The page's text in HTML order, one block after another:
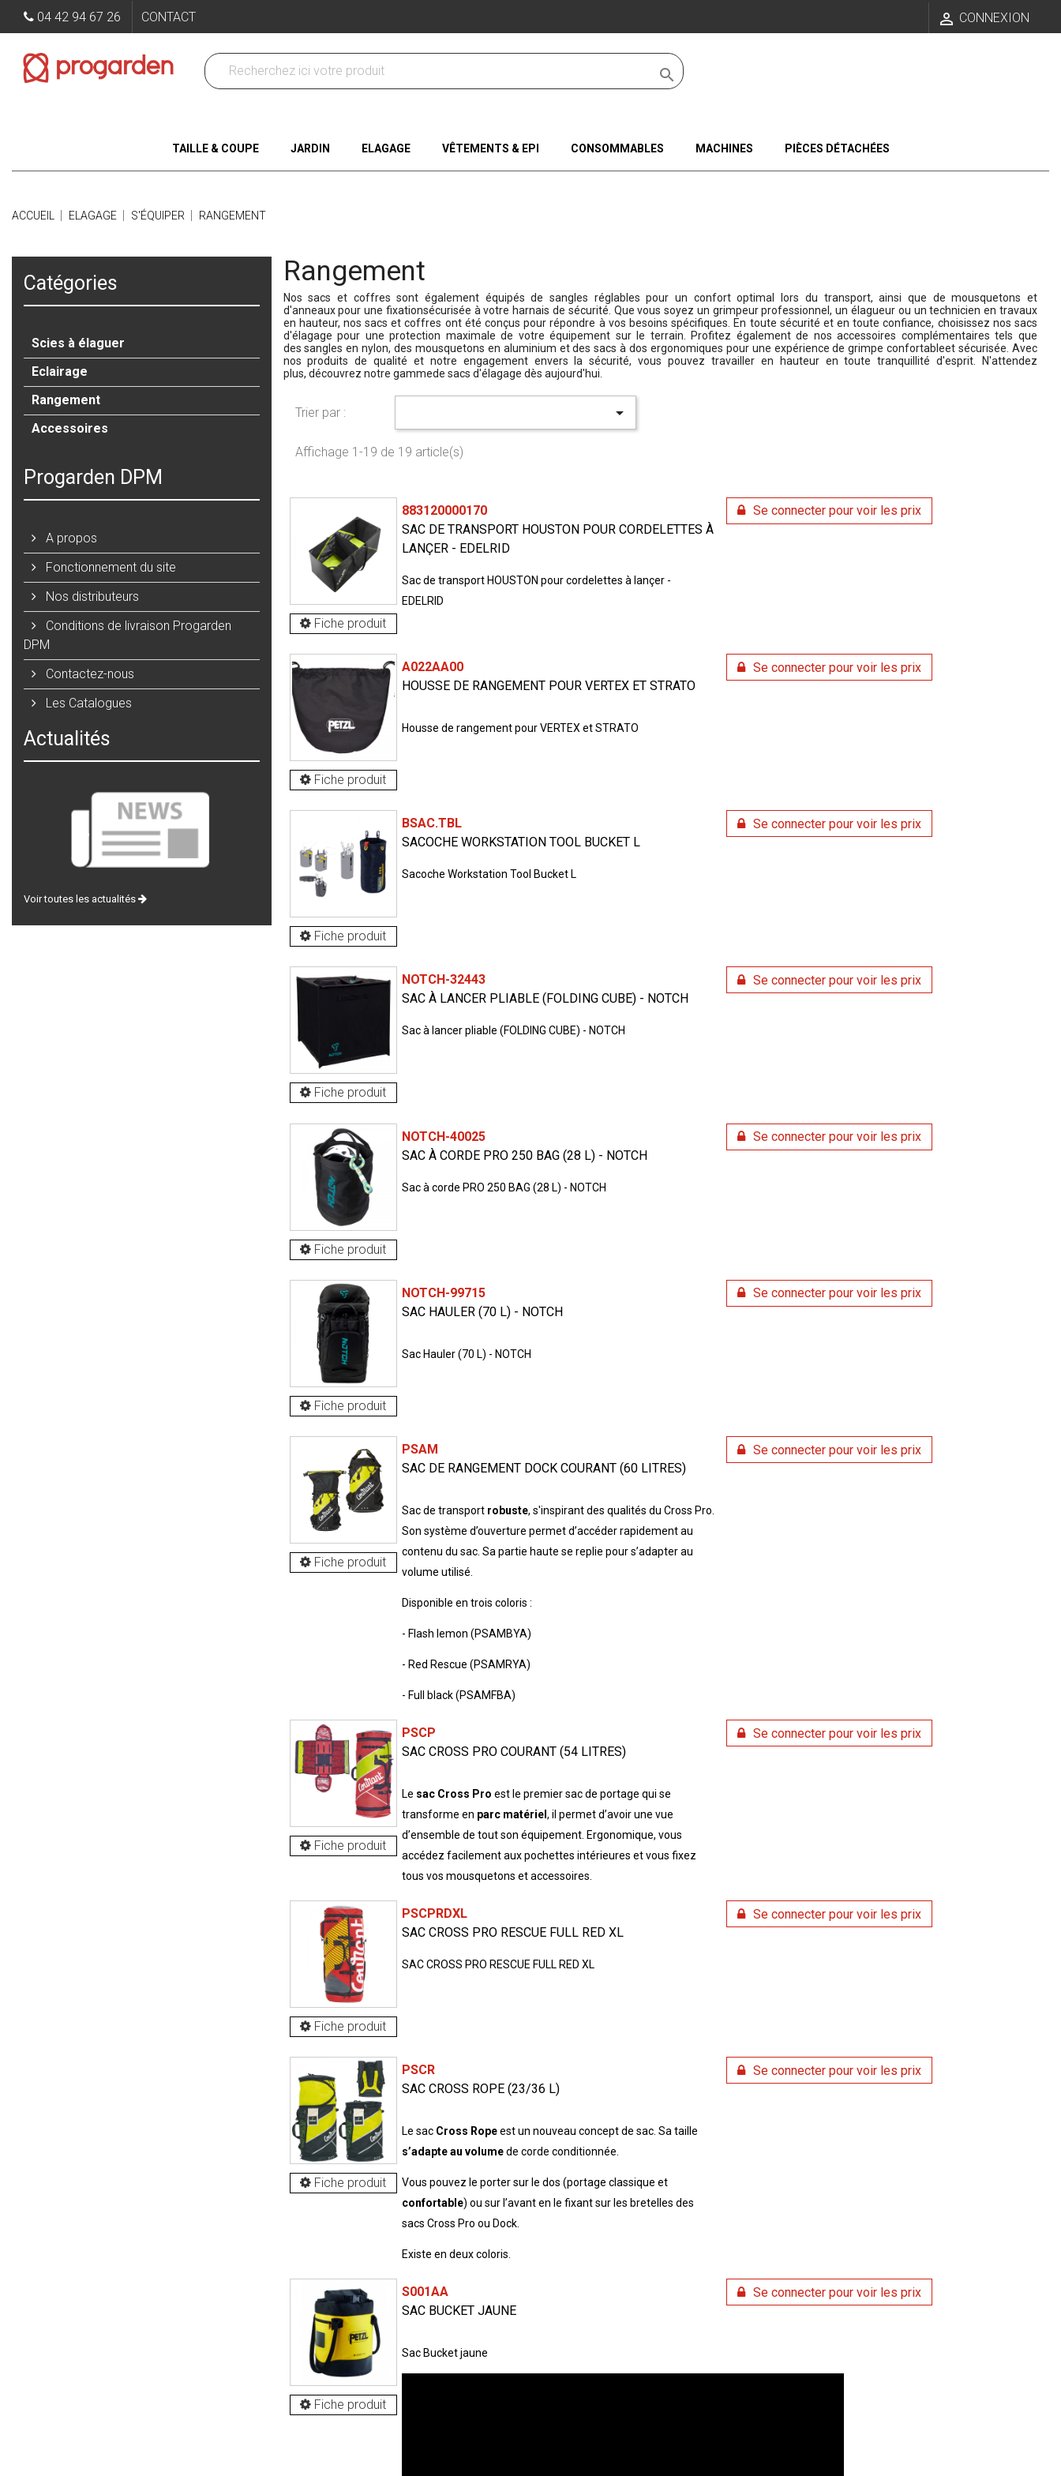
04 42 94 67 26 CONTACT  CONNEXION

TAILLE & COUPE JARDIN ELAGAGE VÊTEMENTS & EPI CONSOMMABLES MACHINES PIÈCES DÉTACHÉES
ACCUEIL ELAGAGE S'ÉQUIPER RANGEMENT
Catégories
Scies à élaguer
Eclairage
Rangement
Accessoires
Progarden DPM
A propos
Fonctionnement du site
Nos distributeurs
Conditions de livraison Progarden
DPM
Contactez-nous
Les Catalogues
Actualités
Voir toutes les actualités
Rangement
Nos sacs et coffres sont également équipés de sangles réglables pour un confort optimal lors du transport, ainsi que de mousquetons et
d'anneaux pour une fixationsécurisée à votre harnais de sécurité. Que vous soyez un grimpeur professionnel, un élagueur ou un technicien en travaux
en hauteur, nos sacs et coffres ont été conçus pour répondre à vos besoins spécifiques. En toute sécurité et en toute confiance, choisissez nos sacs
d'élagage pour une protection maximale de votre équipement sur le terrain. Profitez également de nos accessoires complémentaires tels que
des sangles en nylon, des mousquetons en aluminium et des sacs à dos ergonomiques pour une expérience de grimpe confortableet sécurisée. Avec
nos produits de qualité et notre engagement envers la sécurité, vous pouvez travailler en hauteur en toute tranquillité d'esprit. N'attendez
plus, découvrez notre gammede sacs d'élagage dès aujourd'hui.
Trier par : 
Affichage 1-19 de 19 article(s)
Fiche produit
883120000170
SAC DE TRANSPORT HOUSTON POUR CORDELETTES À
LANÇER - EDELRID
Sac de transport HOUSTON pour cordelettes à lançer -
EDELRID
Se connecter pour voir les prix
Fiche produit
A022AA00
HOUSSE DE RANGEMENT POUR VERTEX ET STRATO
Housse de rangement pour VERTEX et STRATO
Se connecter pour voir les prix
Fiche produit
BSAC.TBL
SACOCHE WORKSTATION TOOL BUCKET L
Sacoche Workstation Tool Bucket L
Se connecter pour voir les prix
Fiche produit
NOTCH-32443
SAC À LANCER PLIABLE (FOLDING CUBE) - NOTCH
Sac à lancer pliable (FOLDING CUBE) - NOTCH
Se connecter pour voir les prix
Fiche produit
NOTCH-40025
SAC À CORDE PRO 250 BAG (28 L) - NOTCH
Sac à corde PRO 250 BAG (28 L) - NOTCH
Se connecter pour voir les prix
Fiche produit
NOTCH-99715
SAC HAULER (70 L) - NOTCH
Sac Hauler (70 L) - NOTCH
Se connecter pour voir les prix
Fiche produit
PSAM
SAC DE RANGEMENT DOCK COURANT (60 LITRES)
Sac de transport robuste, s'inspirant des qualités du Cross Pro.
Son système d’ouverture permet d’accéder rapidement au
contenu du sac. Sa partie haute se replie pour s’adapter au
volume utilisé.
Disponible en trois coloris :
- Flash lemon (PSAMBYA)
- Red Rescue (PSAMRYA)
- Full black (PSAMFBA)
Se connecter pour voir les prix
Fiche produit
PSCP
SAC CROSS PRO COURANT (54 LITRES)
Le sac Cross Pro est le premier sac de portage qui se
transforme en parc matériel , il permet d’avoir une vue
d’ensemble de tout son équipement. Ergonomique, vous
accédez facilement aux pochettes intérieures et vous fixez
tous vos mousquetons et accessoires.
Se connecter pour voir les prix
Fiche produit
PSCPRDXL
SAC CROSS PRO RESCUE FULL RED XL
SAC CROSS PRO RESCUE FULL RED XL
Se connecter pour voir les prix
Fiche produit
PSCR
SAC CROSS ROPE (23/36 L)
Le sac Cross Ropeest un nouveau concept de sac. Sa taille
s’adapte au volumede corde conditionnée.
Vous pouvez le porter sur le dos (portage classique et
confortable) ou sur l’avant en le fixant sur les bretelles des
sacs Cross Pro ou Dock.
Existe en deux coloris.
Se connecter pour voir les prix
Fiche produit
S001AA
SAC BUCKET JAUNE
Sac Bucket jaune
Se connecter pour voir les prix